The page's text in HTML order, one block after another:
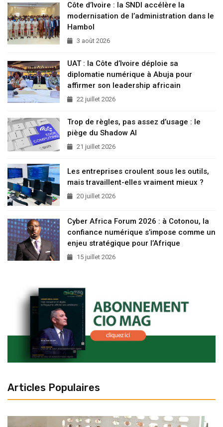
Côte d’Ivoire : la SNDI accélère la
modernisation de l’administration dans le
Hambol
3 août 2026
UAT : la Côte d’Ivoire déploie sa
diplomatie numérique à Abuja pour
affirmer son leadership africain
22 juillet 2026
Trop de règles, pas assez d’usage : le
piège du Shadow AI
21 juillet 2026
Les entreprises croulent sous les outils,
mais travaillent-elles vraiment mieux ?
20 juillet 2026
Cyber Africa Forum 2026 : à Cotonou, la
confiance numérique s’impose comme un
enjeu stratégique pour l’Afrique
15 juillet 2026
Articles Populaires